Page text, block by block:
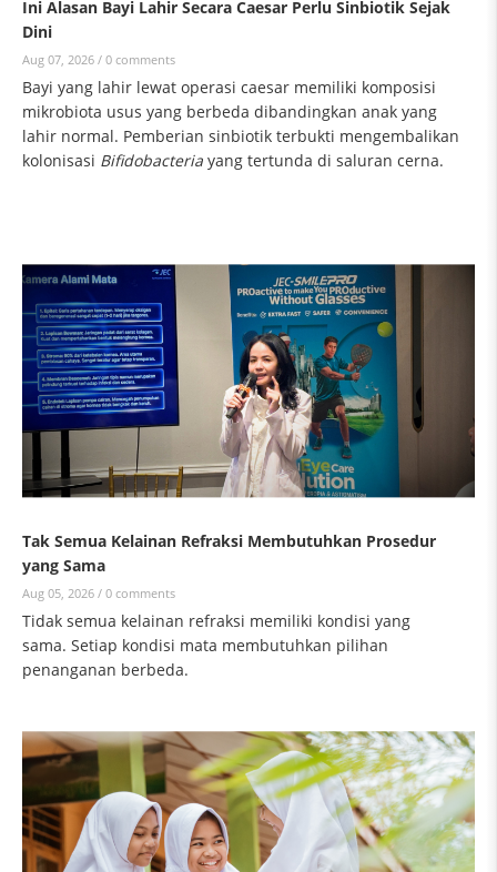
Ini Alasan Bayi Lahir Secara Caesar Perlu Sinbiotik Sejak
Dini
Aug 07, 2026 / 0 comments
Bayi yang lahir lewat operasi caesar memiliki komposisi
mikrobiota usus yang berbeda dibandingkan anak yang
lahir normal. Pemberian sinbiotik terbukti mengembalikan
kolonisasi Bifidobacteria yang tertunda di saluran cerna.
Tak Semua Kelainan Refraksi Membutuhkan Prosedur
yang Sama
Aug 05, 2026 / 0 comments
Tidak semua kelainan refraksi memiliki kondisi yang
sama. Setiap kondisi mata membutuhkan pilihan
penanganan berbeda.